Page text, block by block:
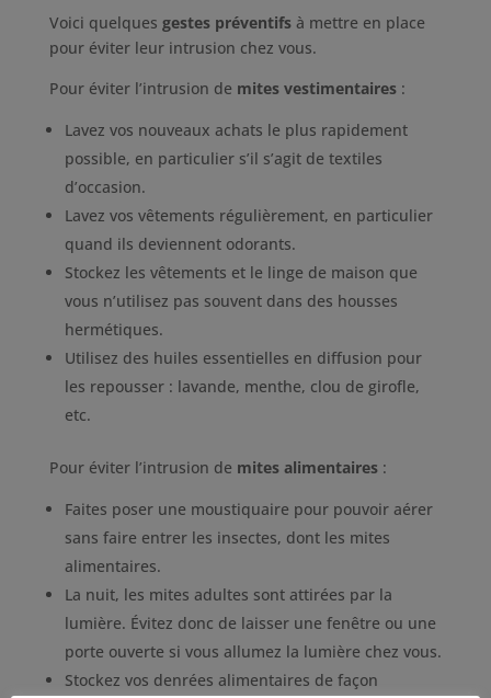
Voici quelques gestes préventifs à mettre en place
pour éviter leur intrusion chez vous.
Pour éviter l’intrusion de mites vestimentaires:
Lavez vos nouveaux achats le plus rapidement
possible, en particulier s’il s’agit de textiles
d’occasion.
Lavez vos vêtements régulièrement, en particulier
quand ils deviennent odorants.
Stockez les vêtements et le linge de maison que
vous n’utilisez pas souvent dans des housses
hermétiques.
Utilisez des huiles essentielles en diffusion pour
les repousser : lavande, menthe, clou de girofle,
etc.
Pour éviter l’intrusion de mites alimentaires:
Faites poser une moustiquaire pour pouvoir aérer
sans faire entrer les insectes, dont les mites
alimentaires.
La nuit, les mites adultes sont attirées par la
lumière. Évitez donc de laisser une fenêtre ou une
porte ouverte si vous allumez la lumière chez vous.
Stockez vos denrées alimentaires de façon